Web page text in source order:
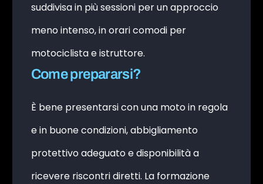
suddivisa in più sessioni per un approccio
meno intenso, in orari comodi per
motociclista e istruttore.
Come prepararsi?
È bene presentarsi con una moto in regola
e in buone condizioni, abbigliamento
protettivo adeguato e disponibilità a
ricevere riscontri diretti. La formazione